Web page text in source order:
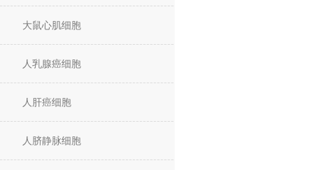
大鼠心肌细胞
人乳腺癌细胞
人肝癌细胞
人脐静脉细胞